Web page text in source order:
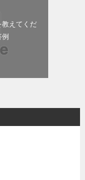
教えてくだ